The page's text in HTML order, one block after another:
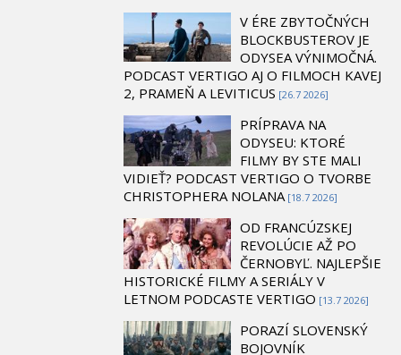
V ÉRE ZBYTOČNÝCH
BLOCKBUSTEROV JE
ODYSEA VÝNIMOČNÁ.
PODCAST VERTIGO AJ O FILMOCH KAVEJ
2, PRAMEŇ A LEVITICUS [26.7 2026]
PRÍPRAVA NA
ODYSEU: KTORÉ
FILMY BY STE MALI
VIDIEŤ? PODCAST VERTIGO O TVORBE
CHRISTOPHERA NOLANA [18.7 2026]
OD FRANCÚZSKEJ
REVOLÚCIE AŽ PO
ČERNOBYĽ. NAJLEPŠIE
HISTORICKÉ FILMY A SERIÁLY V
LETNOM PODCASTE VERTIGO [13.7 2026]
PORAZÍ SLOVENSKÝ
BOJOVNÍK